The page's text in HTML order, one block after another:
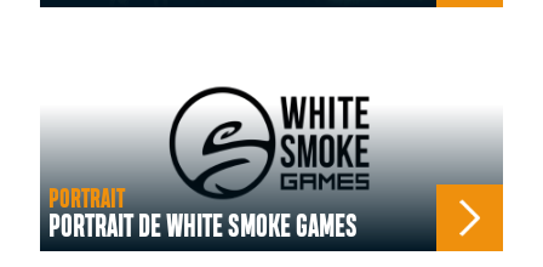
PORTRAIT
PORTRAIT DE WHITE SMOKE GAMES